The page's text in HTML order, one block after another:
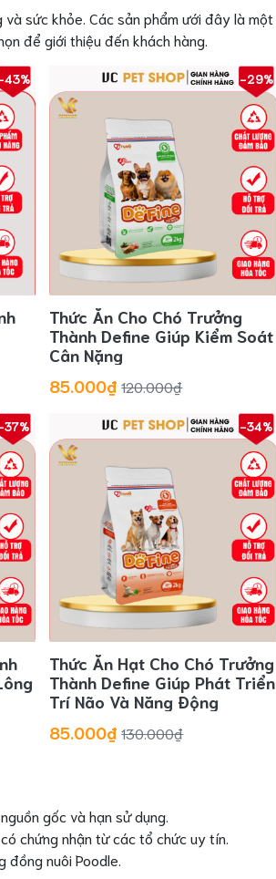
sức khỏe. Các sản phẩm ưới đây là một
để giới thiệu đến khách hàng.
43% -29%
Thức Ăn Cho Chó Trưởng
Thành Define Giúp Kiểm Soát
Cân Nặng
85.000₫ 120.000₫
37% -34%
Thức Ăn Hạt Cho Chó Trưởng
Thành Define Giúp Phát Triển
Trí Não Và Năng Động
85.000₫ 130.000₫
gốc và hạn sử dụng.
chứng nhận từ các tổ chức uy tín.
đồng nuôi Poodle.